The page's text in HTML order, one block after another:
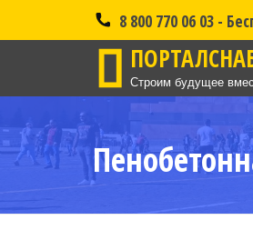
8 800 770 06 03 -
Строим будущее